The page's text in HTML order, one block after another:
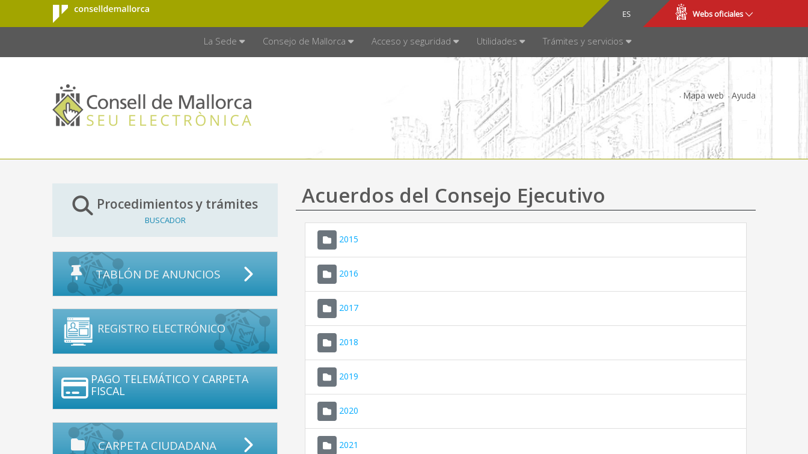
Saltar al contenido principal
Consell de
Mallorca
ES
CA Webs oficiales
La Sede Consejo de Mallorca Acceso y seguridad Utilidades Trámites y servicios
Mapa web Ayuda
Procedimientos y trámites
BUSCADOR
TABLÓN DE ANUNCIOS
REGISTRO ELECTRÓNICO
PAGO TELEMÁTICO Y CARPETA
FISCAL
CARPETA CIUDADANA
Acuerdos del Consejo Ejecutivo
2015
2016
2017
2018
2019
2020
2021